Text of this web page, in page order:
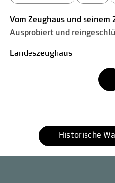
Vom Zeughaus und seinem
Ausprobiert und
Landeszeughaus
Historische